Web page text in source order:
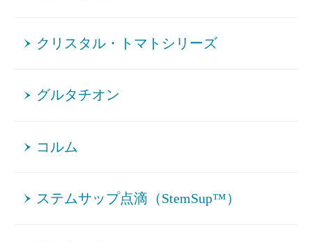
クリスタル・トマトシリーズ
グルタチオン
コルム
ステムサップ点滴（StemSup™）